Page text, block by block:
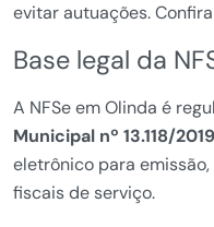
evitar autuações.
Base legal da
A NFSe em Olinda é
Municipal nº 13.118/2019
eletrônico para
fiscais de serviço.